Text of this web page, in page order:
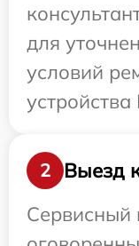
для
условий
устройства
2
Выезд
Сервисный